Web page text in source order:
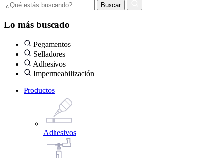
Lo más buscado
Pegamentos
Selladores
Adhesivos
Impermeabilización
Productos
Adhesivos